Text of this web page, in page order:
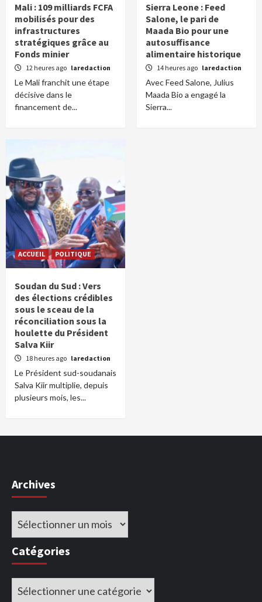
Mali : 109 milliards FCFA
mobilisés pour des
infrastructures
stratégiques grâce au
Fonds minier
12 heures ago laredaction
Le Mali franchit une étape
décisive dans le
financement de...
Sierra Leone : Feed
Salone, le pari de
Maada Bio pour une
autosuffisance
alimentaire historique
14 heures ago laredaction
Avec Feed Salone, Julius
Maada Bio a engagé la
Sierra...
ACCUEIL POLITIQUE
Soudan du Sud : Vers
des élections crédibles
sous le sceau de la
réconciliation sous la
houlette du Président
Salva Kiir
18 heures ago laredaction
Le Président sud-soudanais
Salva Kiir multiplie, depuis
plusieurs mois, les...
Archives
Archives
Catégories
Catégories